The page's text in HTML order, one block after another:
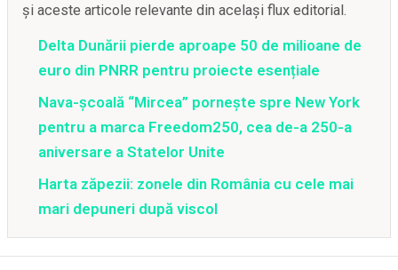
și aceste articole relevante din același flux editorial.
Delta Dunării pierde aproape 50 de milioane de
euro din PNRR pentru proiecte esențiale
Nava-școală “Mircea” pornește spre New York
pentru a marca Freedom250, cea de-a 250-a
aniversare a Statelor Unite
Harta zăpezii: zonele din România cu cele mai
mari depuneri după viscol